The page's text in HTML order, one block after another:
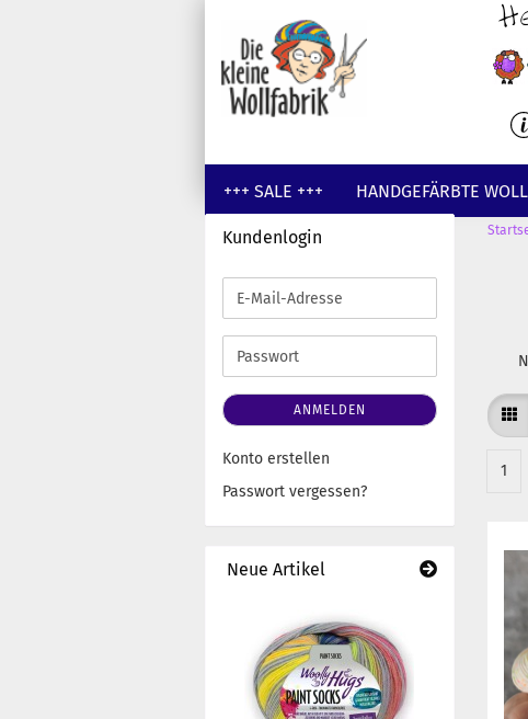
+++ SALE +++ HANDGEFÄRBTE
GUTSCHEINE
1
Kundenlogin
E-
Mail-
Adresse
Passwort
ANMELDEN
Konto erstellen
Passwort vergessen?
Neue Artikel